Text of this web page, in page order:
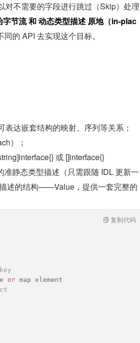
对不需要的字段进行跳过（Skip）处理
字节流 和 动态类型描述 原地（in-plac
的 API 去实现这个目标。
达嵌套结构的映射、序列等关系；
）；
或 []interface{}
静态类型描述（只需跟随 IDL 更新一
述的结构——Value，提供一套完整的
or map element
复制代码